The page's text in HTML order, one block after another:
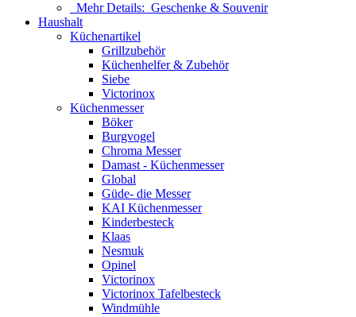
Mehr Details: Geschenke & Souvenir
Haushalt
Küchenartikel
Grillzubehör
Küchenhelfer & Zubehör
Siebe
Victorinox
Küchenmesser
Böker
Burgvogel
Chroma Messer
Damast - Küchenmesser
Global
Güde- die Messer
KAI Küchenmesser
Kinderbesteck
Klaas
Nesmuk
Opinel
Victorinox
Victorinox Tafelbesteck
Windmühle